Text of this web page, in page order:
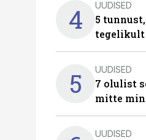
4 UUDISED
5
5 UUDISED
7 olulist
mitte
UUDISED